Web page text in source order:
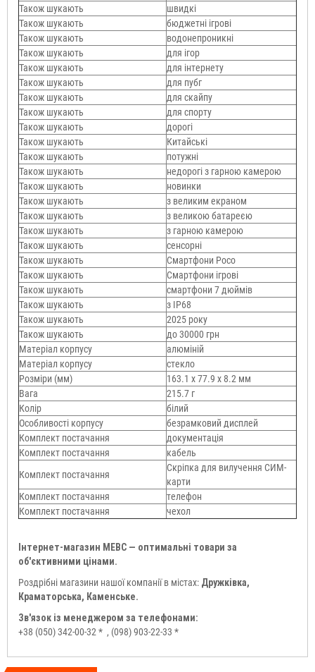
Також шукають
швидкі
Також шукають
бюджетні ігрові
Також шукають
водонепроникні
Також шукають
для ігор
Також шукають
для інтернету
Також шукають
для пубг
Також шукають
для скайпу
Також шукають
для спорту
Також шукають
дорогі
Також шукають
Китайські
Також шукають
потужні
Також шукають
недорогі з гарною камерою
Також шукають
новинки
Також шукають
з великим екраном
Також шукають
з великою батареєю
Також шукають
з гарною камерою
Також шукають
сенсорні
Також шукають
Смартфони Poco
Також шукають
Смартфони ігрові
Також шукають
смартфони 7 дюймів
Також шукають
з IP68
Також шукають
2025 року
Також шукають
до 30000 грн
Матеріал корпусу
алюміній
Матеріал корпусу
стекло
Розміри (мм)
163.1 x 77.9 x 8.2 мм
Вага
215.7 г
Колір
білий
Особливості корпусу
безрамковий дисплей
Комплект постачання
документація
Комплект постачання
кабель
Комплект постачання
Скріпка для вилучення СИМ-
карти
Комплект постачання
телефон
Комплект постачання
чехол
Інтернет-магазин МЕВС — оптимальні товари за
об'єктивними цінами.
Роздрібні магазини нашої компанії в містах: Дружківка,
Краматорська, Каменське.
Зв'язок із менеджером за телефонами:
+38 (050) 342-00-32 * , (098) 903-22-33 *